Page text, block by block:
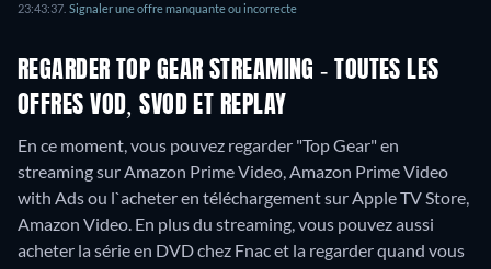
23:43:37 Signaler une offre manquante ou incorrecte
REGARDER TOP GEAR STREAMING - TOUTES LES
OFFRES VOD, SVOD ET REPLAY
En ce moment, vous pouvez regarder "Top Gear" en
streaming sur Amazon Prime Video, Amazon Prime Video
with Ads ou l`acheter en téléchargement sur Apple TV Store,
Amazon Video. En plus du streaming, vous pouvez aussi
acheter la série en DVD chez Fnac et la regarder quand vous